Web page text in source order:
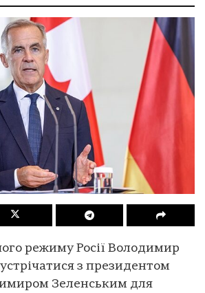
режиму Росії Володимир
з президентом
Зеленським для